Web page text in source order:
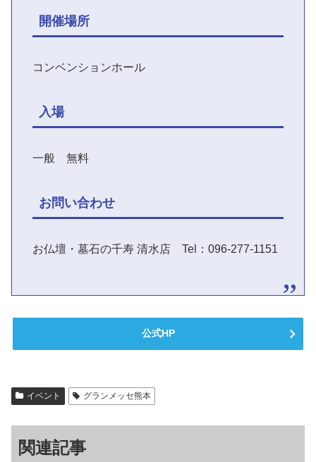
開催場所
コンベンションホール
入場
一般 無料
お問い合わせ
お仏壇・墓石の千寿 清水店 Tel：096-277-1151
公式HP
イベント グランメッセ熊本
関連記事